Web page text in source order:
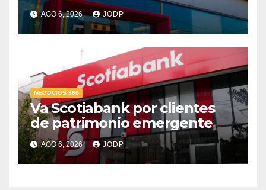
supera 14% del mercado
crediticio
AGO 6, 2026 JODP
NEGOCIOS 360
Va Scotiabank por clientes
de patrimonio emergente
AGO 6, 2026 JODP